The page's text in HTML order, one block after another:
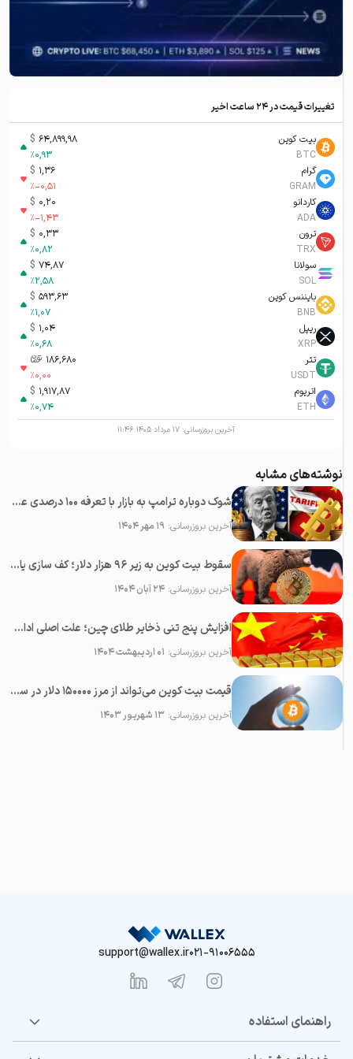
تغییرات قیمت در ۲۴ ساعت اخیر
بیت کوین
BTC
64,899,98
$
%0,93
گرام
GRAM
1,36
$
%-0,51
کاردانو
ADA
0,20
$
%-1,43
ترون
TRX
0,33
$
%0,82
سولانا
SOL
74,87
$
%2,58
بایننس کوین
BNB
593,63
$
%1,07
ریپل
XRP
1,04
$
%0,68
تتر
USDT
186,680 تومان-ء
%0,00
اتریوم
ETH
1,917,87
$
%0,74
آخرین بروزرسانی: ۱۷ مرداد ۱۴۰۵ ۱۱:۴۶
نوشته‌های مشابه
شوک دوباره ترامپ به بازار با تعرفه ۱۰۰ درصدی علیه چین؛‌ سقوط همه رمزارزها
آخرین بروزرسانی:۱۹ مهر ۱۴۰۴
سقوط بیت کوین به زیر ۹۶ هزار دلار؛ کف سازی یا پایان بولران؟
آخرین بروزرسانی:۲۴ آبان ۱۴۰۴
افزایش پنج تنی ذخایر طلای چین؛ علت اصلی ادامه رشد قیمت طلا
آخرین بروزرسانی: ۰۱ اردیبهشت ۱۴۰۴
قیمت بیت کوین می‌تواند از مرز ۱۵۰۰۰۰ دلار در سال ۲۰۲۳ عبور کند
آخرین بروزرسانی:۱۳ شهریور ۱۴۰۳
021-91006555
support@wallex.ir
راهنمای استفاده